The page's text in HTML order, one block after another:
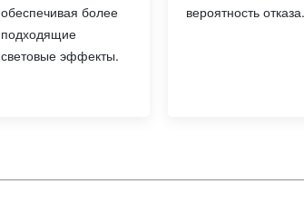
обеспечивая более
подходящие
световые эффекты.
вероятность отказа.